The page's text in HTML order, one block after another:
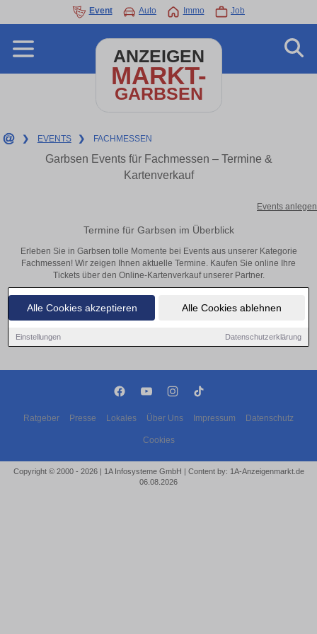
Alle Cookies akzeptieren Alle Cookies ablehnen
Einstellungen Datenschutzerklärung
Event Auto Immo Job
ANZEIGEN
MARKT-
GARBSEN
❯ EVENTS ❯ FACHMESSEN
Garbsen Events für Fachmessen – Termine &
Kartenverkauf
Events anlegen
Termine für Garbsen im Überblick
Erleben Sie in Garbsen tolle Momente bei Events aus unserer Kategorie
Fachmessen! Wir zeigen Ihnen aktuelle Termine. Kaufen Sie online Ihre
Tickets über den Online-Kartenverkauf unserer Partner.
Keine Eventanzeigen gefunden!
Ratgeber Presse Lokales Über Uns Impressum Datenschutz
Cookies
Copyright © 2000 - 2026 | 1A Infosysteme GmbH | Content by: 1A-Anzeigenmarkt.de
06.08.2026